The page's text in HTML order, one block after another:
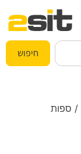
חיפוש
/ ספות